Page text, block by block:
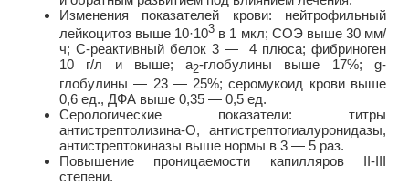
Изменения показателей крови: нейтрофильный
лейкоцитоз выше 10·103 в 1 мкл; СОЭ выше 30 мм/
ч; С-реактивный белок 3 — 4 плюса; фибриноген
10 г/л и выше; a2-глобулины выше 17%; g-
глобулины — 23 — 25%; серомукоид крови выше
0,6 ед., ДФА выше 0,35 — 0,5 ед.
Серологические показатели: титры
антистрептолизина-О, антистрептогиалуронидазы,
антистрептокиназы выше нормы в 3 — 5 раз.
Повышение проницаемости капилляров II-III
степени.